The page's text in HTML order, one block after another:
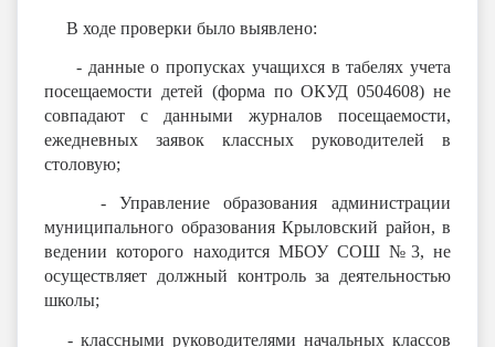
В ходе проверки было выявлено:
- данные о пропусках учащихся в табелях учета
посещаемости детей (форма по ОКУД 0504608) не
совпадают с данными журналов посещаемости,
ежедневных заявок классных руководителей в
столовую;
-
Управление образования администрации
муниципального образования Крыловский район, в
ведении которого находится МБОУ СОШ №3, не
осуществляет должный контроль за деятельностью
школы;
- классными руководителями начальных классов